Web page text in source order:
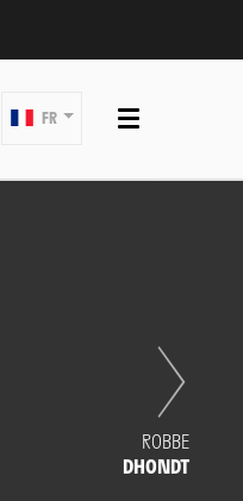
FR
ROBBE
DHONDT